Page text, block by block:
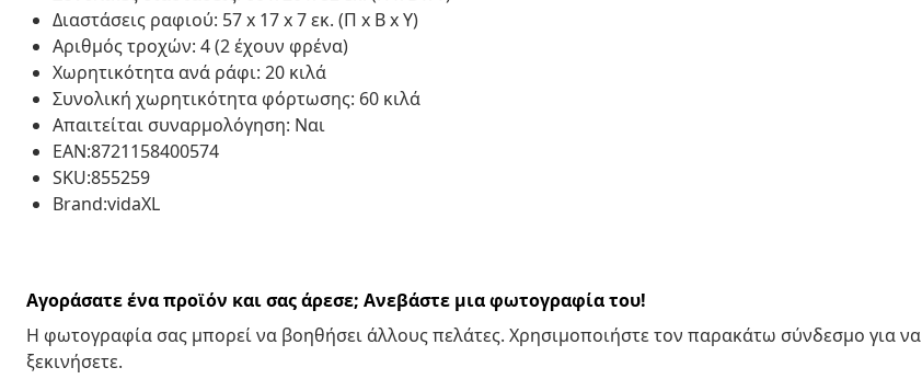
Διαστάσεις ραφιού: 57 x 17 x 7 εκ. (Π x Β x Υ)
Αριθμός τροχών: 4 (2 έχουν φρένα)
Χωρητικότητα ανά ράφι: 20 κιλά
Συνολική χωρητικότητα φόρτωσης: 60 κιλά
Απαιτείται συναρμολόγηση: Ναι
EAN:8721158400574
SKU:855259
Brand:vidaXL
Αγοράσατε ένα προϊόν και σας άρεσε; Ανεβάστε μια φωτογραφία του!
Η φωτογραφία σας μπορεί να βοηθήσει άλλους πελάτες. Χρησιμοποιήστε τον παρακάτω σύνδεσμο για να
ξεκινήσετε.